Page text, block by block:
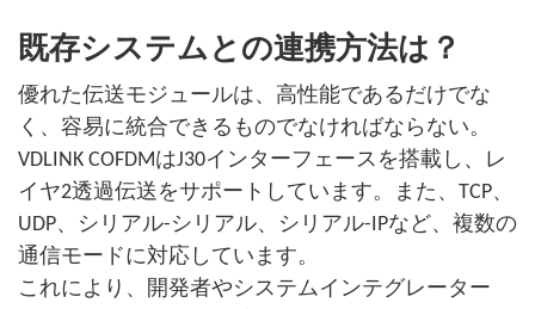
既存システムとの連携方法は？
優れた伝送モジュールは、高性能であるだけでな
く、容易に統合できるものでなければならない。
VDLINK COFDMはJ30インターフェースを搭載し、レ
イヤ2透過伝送をサポートしています。また、TCP、
UDP、シリアル-シリアル、シリアル-IPなど、複数の
通信モードに対応しています。
これにより、開発者やシステムインテグレーター